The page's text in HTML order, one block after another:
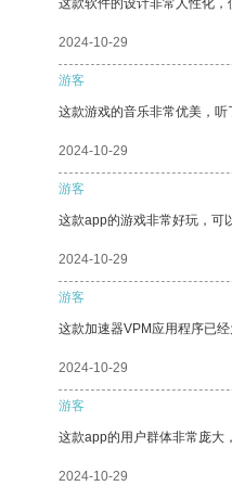
这款软件的设计非常人性化，
2024-10-29
游客
这款游戏的音乐非常优美，听
2024-10-29
游客
这款app的游戏非常好玩，可
2024-10-29
游客
这款加速器VPM应用程序已
2024-10-29
游客
这款app的用户群体非常庞大
2024-10-29